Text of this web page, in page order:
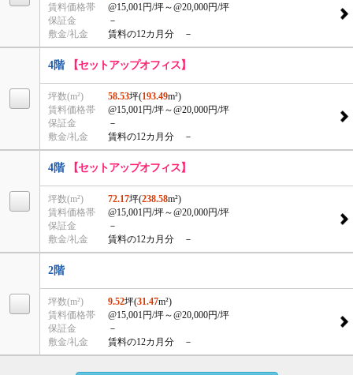
賃料価格帯
@15,001円/坪～@20,000円/坪
保証金
－
敷金/礼金
賃料の12カ月分 －
4階 【セットアップオフィス】
坪数(m²) 58.53坪(193.49m²)
賃料価格帯
@15,001円/坪～@20,000円/坪
保証金
－
敷金/礼金
賃料の12カ月分 －
4階 【セットアップオフィス】
坪数(m²) 72.17坪(238.58m²)
賃料価格帯
@15,001円/坪～@20,000円/坪
保証金
－
敷金/礼金
賃料の12カ月分 －
2階
坪数(m²) 9.52坪(31.47m²)
賃料価格帯
@15,001円/坪～@20,000円/坪
保証金
－
敷金/礼金
賃料の12カ月分 －